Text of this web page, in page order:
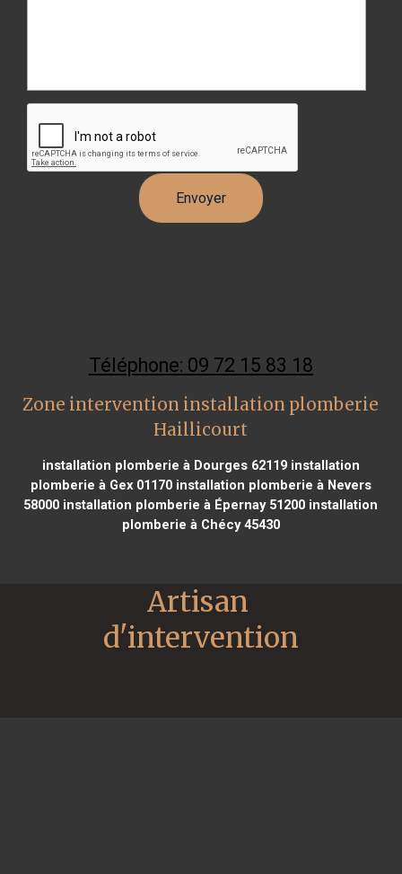
Téléphone: 09 72 15 83 18
Zone intervention installation plomberie
Haillicourt
installation plomberie à Dourges 62119installation
plomberie à Gex 01170installation plomberie à Nevers
58000 installation plomberie à Épernay 51200 installation
plomberie à Chécy 45430
Artisan
d'intervention